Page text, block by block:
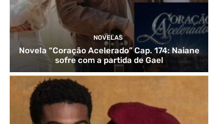
NOVELAS
Novela “Coração Acelerado” Cap. 174: Naiane
sofre com a partida de Gael